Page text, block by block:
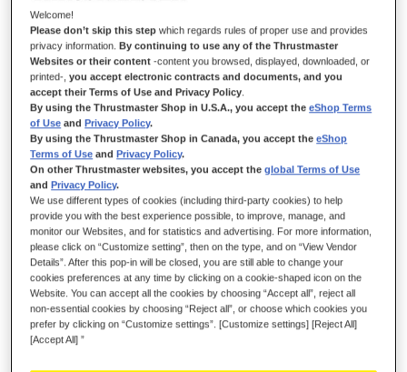
Dettagli
COME IN UN SOGNO
TCA Quadrant Boeing Edition è un sistema di pilotaggio,
accompagnato da licenze ufficiali Boeing e Xbox, per Xbox
One e Xbox Series X|S. È anche PC compatibile. TCA Boeing
Edition, la nuova punta di diamante della gamma Thrustmaster
dedicata al volo civile, è un linea di prodotti caratterizzata da
nuove e innovative funzioni e concepita con uno scopo ben
preciso: replicare i vari comandi, le sensazioni e le cinematiche
di volo cui sono abituati i veri piloti Boeing ai comandi di un
aereo di linea Boeing.
Welcome!
Please don’t skip this step which regards rules of proper use and provides
privacy information.By continuing to use any of the Thrustmaster
Websites or their content -content you browsed, displayed, downloaded, or
printed-,you accept electronic contracts and documents, and you
accept their Terms of Use and Privacy Policy
By using the Thrustmaster Shop in U.S.A., you accept theeShop Terms
of Use andPrivacy Policy.
By using the Thrustmaster Shop in Canada, you accept theeShop
Terms of Use andPrivacy Policy.
On other Thrustmaster websites, you accept theglobal Terms of Use
andPrivacy Policy.
We use different types of cookies (including third-party cookies) to help
provide you with the best experience possible, to improve, manage, and
monitor our Websites, and for statistics and advertising. For more information,
please click on “Customize setting”, then on the type, and on “View Vendor
Details”. After this pop-in will be closed, you are still able to change your
cookies preferences at any time by clicking on a cookie-shaped icon on the
Website. You can accept all the cookies by choosing “Accept all”, reject all
non-essential cookies by choosing “Reject all”, or choose which cookies you
prefer by clicking on “Customize settings”. [Customize settings] [Reject All]
[Accept All] ”